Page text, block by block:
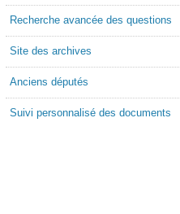
Recherche avancée des questions
Site des archives
Anciens députés
Suivi personnalisé des documents